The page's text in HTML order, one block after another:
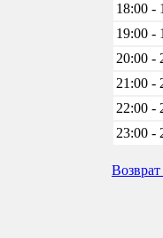
18:00 -
19:00 -
20:00 -
21:00 -
22:00 -
23:00 -
Возврат